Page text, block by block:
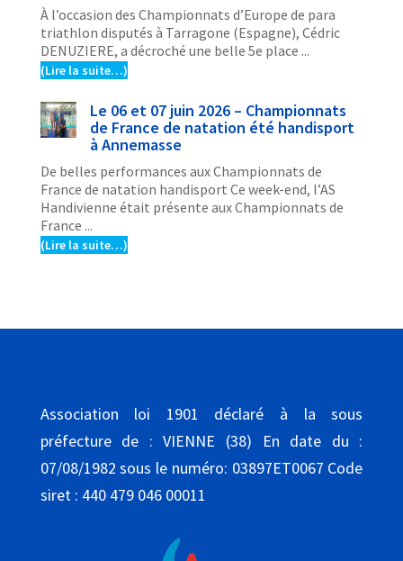
À l’occasion des Championnats d’Europe de para
triathlon disputés à Tarragone (Espagne), Cédric
DENUZIERE, a décroché une belle 5e place ...
(Lire la suite…)
Le 06 et 07 juin 2026 – Championnats
de France de natation été handisport
à Annemasse
De belles performances aux Championnats de
France de natation handisport Ce week-end, l’AS
Handivienne était présente aux Championnats de
France ...
(Lire la suite…)
Association loi 1901 déclaré à la sous
préfecture de : VIENNE (38) En date du :
07/08/1982 sous le numéro: 03897ET0067 Code
siret : 440 479 046 00011